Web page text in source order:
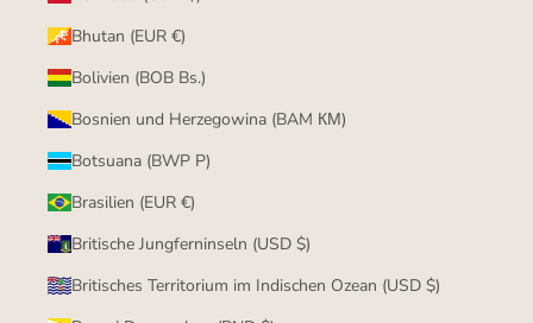
Bhutan (EUR €)
Bolivien (BOB Bs.)
Bosnien und Herzegowina (BAM КМ)
Botsuana (BWP P)
Brasilien (EUR €)
Britische Jungferninseln (USD $)
Britisches Territorium im Indischen Ozean (USD $)